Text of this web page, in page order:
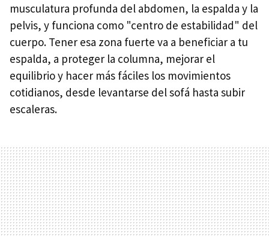
musculatura profunda del abdomen, la espalda y la
pelvis, y funciona como "centro de estabilidad" del
cuerpo. Tener esa zona fuerte va a beneficiar a tu
espalda, a proteger la columna, mejorar el
equilibrio y hacer más fáciles los movimientos
cotidianos, desde levantarse del sofá hasta subir
escaleras.